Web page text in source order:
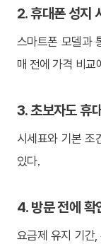
2. 휴대폰 성지
스마트폰 모델과
매 전에 가격 비교
3. 초보자도 휴
시세표와 기본 조
있다.
4. 방문 전에 확
요금제 유지 기간